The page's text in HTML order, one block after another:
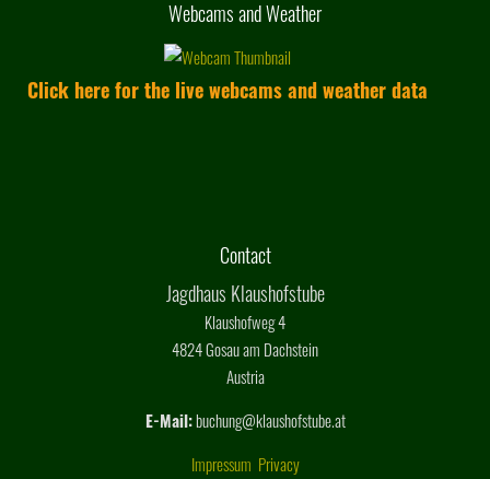
Webcams and Weather
Click here for the live webcams and weather data
Contact
Jagdhaus Klaushofstube
Klaushofweg 4
4824 Gosau am Dachstein
Austria
E-Mail:buchung@klaushofstube.at
Impressum Privacy